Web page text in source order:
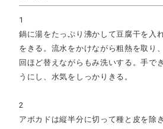
1
鍋に湯をたっぷり沸かして豆腐干を入
をきる。流水をかけながら粗熱を取り
回ほど替えながらもみ洗いする。手で
うにし、水気をしっかりきる。
2
アボカドは縦半分に切って種と皮を除